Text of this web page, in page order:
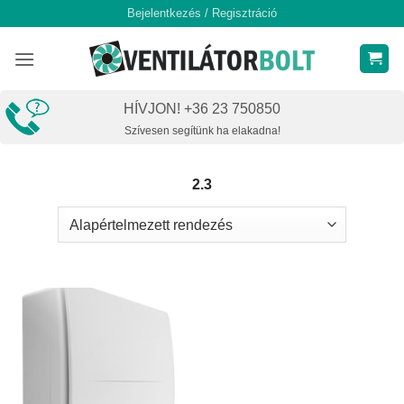
content
Bejelentkezés / Regisztráció
HÍVJON! +36 23 750850
Szívesen segítünk ha elakadna!
2.3